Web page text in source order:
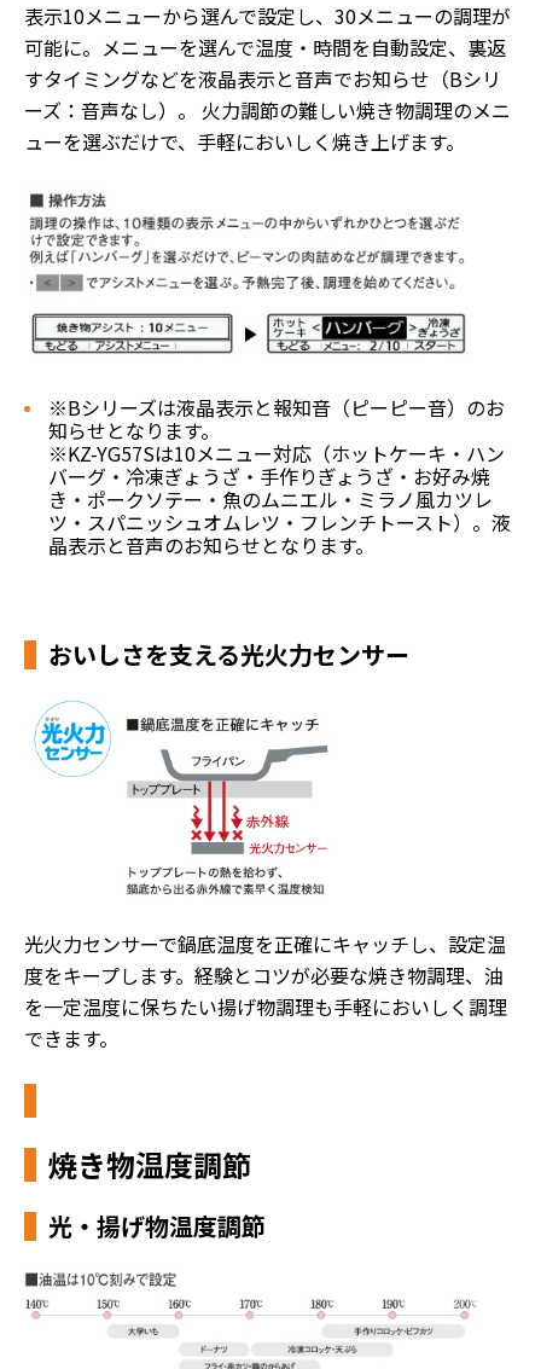
表示10メニューから選んで設定し、30メニューの調理が
可能に。メニューを選んで温度・時間を自動設定、裏返
すタイミングなどを液晶表示と音声でお知らせ（Bシリ
ーズ：音声なし）。 火力調節の難しい焼き物調理のメニ
ューを選ぶだけで、手軽においしく焼き上げます。
※Bシリーズは液晶表示と報知音（ピーピー音）のお
知らせとなります。
※KZ-YG57Sは10メニュー対応（ホットケーキ・ハン
バーグ・冷凍ぎょうざ・手作りぎょうざ・お好み焼
き・ポークソテー・魚のムニエル・ミラノ風カツレ
ツ・スパニッシュオムレツ・フレンチトースト）。液
晶表示と音声のお知らせとなります。
おいしさを支える光火力センサー
光火力センサーで鍋底温度を正確にキャッチし、設定温
度をキープします。経験とコツが必要な焼き物調理、油
を一定温度に保ちたい揚げ物調理も手軽においしく調理
できます。
焼き物温度調節
光・揚げ物温度調節